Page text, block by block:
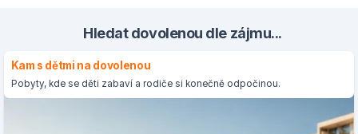
Hledat dovolenou dle zájmu...
Kam s dětmi na dovolenou
Pobyty, kde se děti zabaví a rodiče si konečně odpočinou.